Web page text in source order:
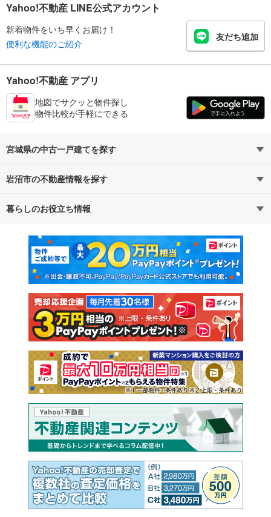
Yahoo!不動産 LINE公式アカウント
新着物件をいち早くお届け！
便利な機能のご紹介
友だち追加
Yahoo!不動産 アプリ
地図でサクッと物件探し
物件比較が手軽にできる
宮城県の中古一戸建てを探す
路線・駅から探す
通勤・通学時間から探す
岩沼市の不動産情報を探す
不動産・住宅
新築マンション 中古マンション
新築一戸建て 中古一戸建て
注文住宅 土地
売却査定
暮らしのお役立ち情報
マンションカタログ 教えて！住まいの先生